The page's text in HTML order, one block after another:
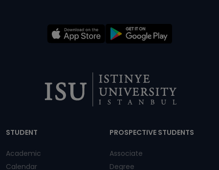
STUDENT
Academic
Calendar
PROSPECTIVE STUDENTS
Associate
Degree